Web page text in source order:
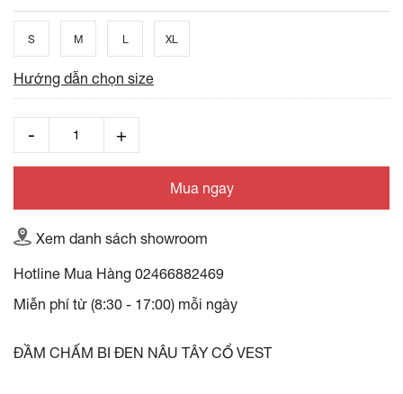
S M L XL
Hướng dẫn chọn size
Mua ngay
Xem danh sách showroom
Hotline Mua Hàng 02466882469
Miễn phí từ (8:30 - 17:00) mỗi ngày
ĐẦM CHẤM BI ĐEN NÂU TÂY CỔ VEST